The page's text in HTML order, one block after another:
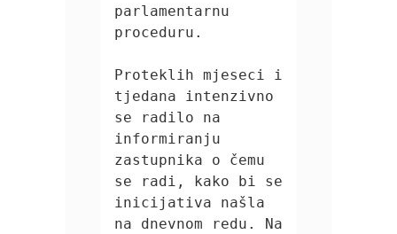
parlamentarnu
proceduru.
Proteklih mjeseci i
tjedana intenzivno
se radilo na
informiranju
zastupnika o čemu
se radi, kako bi se
inicijativa našla
na dnevnom redu. Na